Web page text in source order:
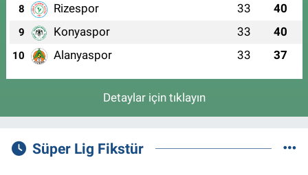
8 Rizespor 33 40
9 Konyaspor 33 40
10 Alanyaspor 33 37
Detaylar için tıklayın
Süper Lig Fikstür